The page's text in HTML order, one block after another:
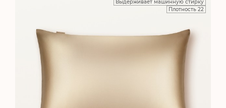
Выдерживает машинную стирку
Плотность 22